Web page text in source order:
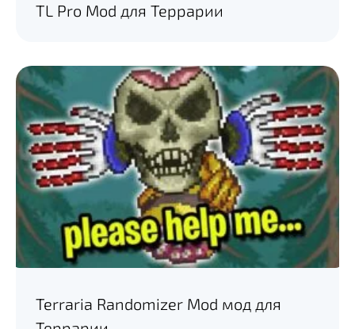
TL Pro Mod для Террарии
Terraria Randomizer Mod мод для